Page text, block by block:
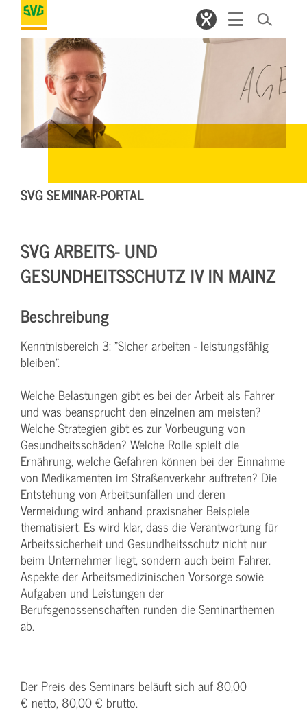
SVG SEMINAR-PORTAL
SVG ARBEITS- UND
GESUNDHEITSSCHUTZ IV IN MAINZ
Beschreibung
Kenntnisbereich 3: "Sicher arbeiten - leistungsfähig
bleiben".
Welche Belastungen gibt es bei der Arbeit als Fahrer
und was beansprucht den einzelnen am meisten?
Welche Strategien gibt es zur Vorbeugung von
Gesundheitsschäden? Welche Rolle spielt die
Ernährung, welche Gefahren können bei der Einnahme
von Medikamenten im Straßenverkehr auftreten? Die
Entstehung von Arbeitsunfällen und deren
Vermeidung wird anhand praxisnaher Beispiele
thematisiert. Es wird klar, dass die Verantwortung für
Arbeitssicherheit und Gesundheitsschutz nicht nur
beim Unternehmer liegt, sondern auch beim Fahrer.
Aspekte der Arbeitsmedizinischen Vorsorge sowie
Aufgaben und Leistungen der
Berufsgenossenschaften runden die Seminarthemen
ab.
Der Preis des Seminars beläuft sich auf 80,00
€ netto, 80,00 € brutto.